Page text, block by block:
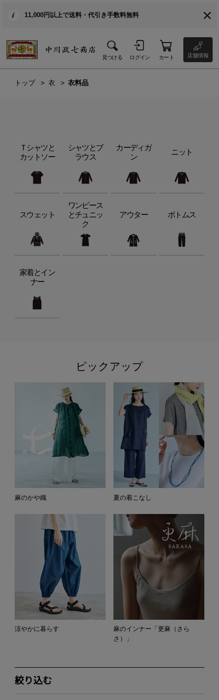
11,000円以上で送料・代引き手数料無料
見つける ログイン カート 店舗情報
トップ 衣 衣料品
Ｔシャツと
カットソー
シャツとブ
ラウス
カーディガ
ン
ニット
スウェット
ワンピース
とチュニッ
ク
アウター ボトムス
家着とイン
ナー
ピックアップ
麻のかや織 夏の着こなし
涼やかに暮らす
麻のインナー「更麻（さら
さ）」
絞り込む